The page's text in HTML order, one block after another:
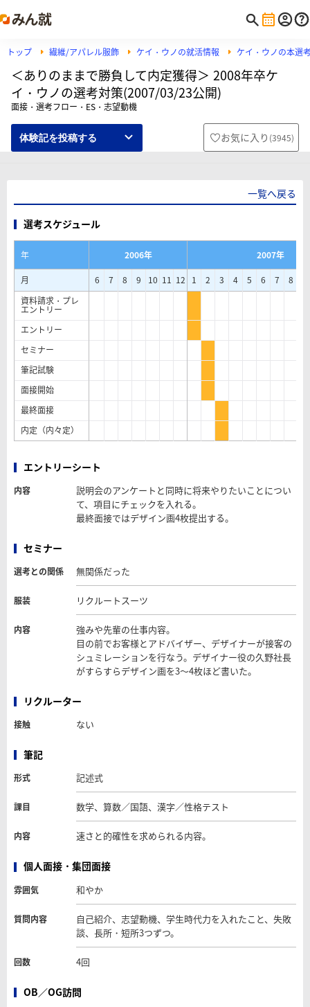
トップ 繊維/アパレル服飾 ケイ・ウノの就活情報 ケイ・ウノの本選
＜ありのままで勝負して内定獲得＞ 2008年卒ケ
イ・ウノの選考対策(2007/03/23公開)
面接・選考フロー・ES・志望動機
体験記を投稿する お気に入り (3945)
一覧へ戻る
選考スケジュール
年 2006年
2007年
月
6 7 8 9 10 11 12 1 2 3 4 5 6 7 8
資料請求・プレ
エントリー
エントリー
セミナー
筆記試験
面接開始
最終面接
内定（内々定）
エントリーシート
内容
説明会のアンケートと同時に将来やりたいことについ
て、項目にチェックを入れる。
最終面接ではデザイン画4枚提出する。
セミナー
選考との関係 無関係だった
服装 リクルートスーツ
内容
強みや先輩の仕事内容。
目の前でお客様とアドバイザー、デザイナーが接客の
シュミレーションを行なう。デザイナー役の久野社長
がすらすらデザイン画を3～4枚ほど書いた。
リクルーター
接触 ない
筆記
形式 記述式
課目 数学、算数／国語、漢字／性格テスト
内容 速さと的確性を求められる内容。
個人面接・集団面接
雰囲気 和やか
質問内容
自己紹介、志望動機、学生時代力を入れたこと、失敗
談、長所・短所3つずつ。
回数 4回
OB／OG訪問